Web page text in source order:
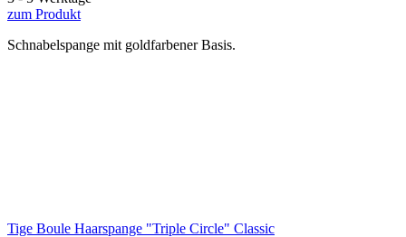
zum Produkt
Schnabelspange mit goldfarbener Basis.
Tige Boule Haarspange "Triple Circle" Classic